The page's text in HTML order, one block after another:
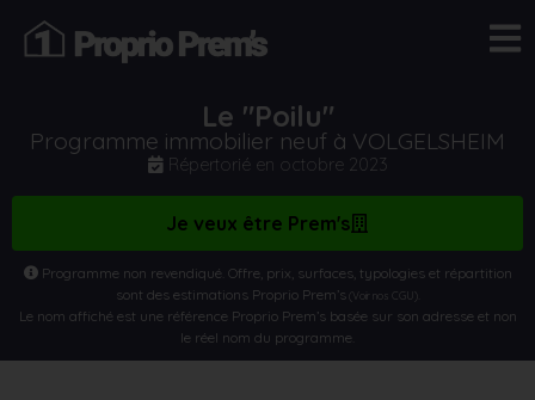
Le "Poilu"
Programme immobilier neuf à VOLGELSHEIM
Répertorié en octobre 2023
Je veux être Prem's
Programme non revendiqué. Offre, prix, surfaces, typologies et répartition
sont des estimations Proprio Prem’s(Voir nos CGU)
Le nom affiché est une référence Proprio Prem’s basée sur son adresse et non
le réel nom du programme.